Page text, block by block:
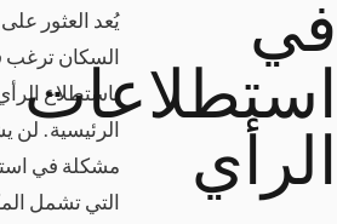
يُعد العثور على مجموعة من
السكان ترغب في المشاركة
باستطلاع الرأي هو العقبة
الرئيسية. لن يشكل هذا الأمر
مشكلة في استطلاعات الرأي
التي تشمل المكاتب. ما عليك